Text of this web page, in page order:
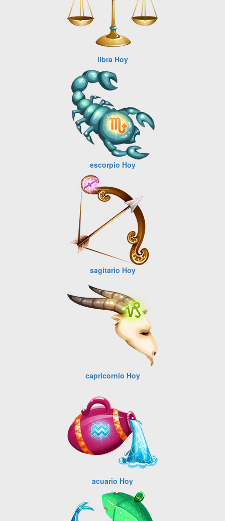
libra Hoy
escorpio Hoy
sagitario Hoy
capricornio Hoy
acuario Hoy